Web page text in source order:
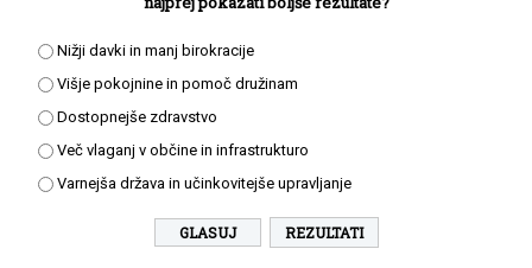
Nižji davki in manj birokracije
Višje pokojnine in pomoč družinam
Dostopnejše zdravstvo
Več vlaganj v občine in infrastrukturo
Varnejša država in učinkovitejše upravljanje
REZULTATI